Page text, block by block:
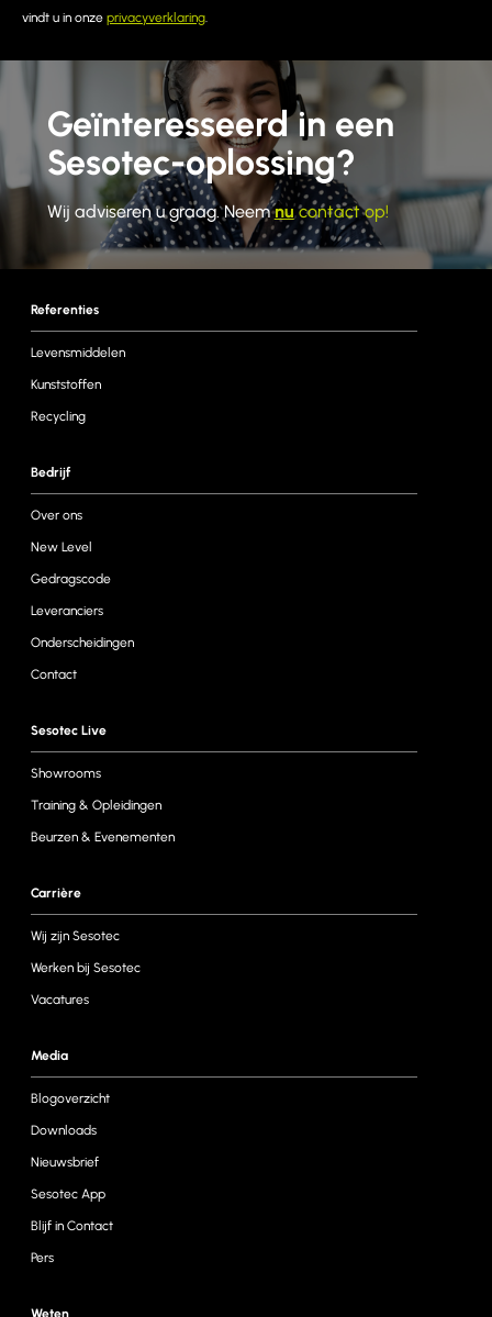
vindt u in onze privacyverklaring
Geïnteresseerd in een
Sesotec-oplossing?
Wij adviseren u graag. Neemnucontact op!
Referenties
Levensmiddelen
Kunststoffen
Recycling
Bedrijf
Over ons
New Level
Gedragscode
Leveranciers
Onderscheidingen
Contact
Sesotec Live
Showrooms
Training & Opleidingen
Beurzen & Evenementen
Carrière
Wij zijn Sesotec
Werken bij Sesotec
Vacatures
Media
Blogoverzicht
Downloads
Nieuwsbrief
Sesotec App
Blijf in Contact
Pers
Weten